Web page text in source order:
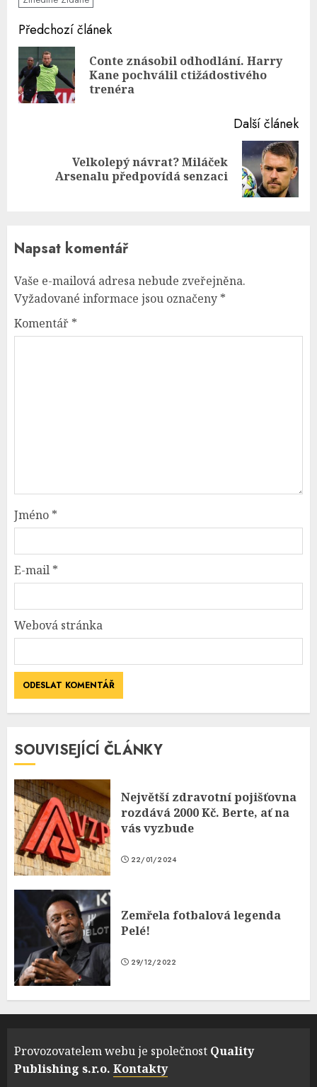
Continue
Reading
Předchozí článek
Conte znásobil odhodlání. Harry
Kane pochválil ctižádostivého
trenéra
Další článek
Velkolepý návrat? Miláček
Arsenalu předpovídá senzaci
Napsat komentář
Vaše e-mailová adresa nebude zveřejněna.
Vyžadované informace jsou označeny *
Komentář *
Jméno *
E-mail *
Webová stránka
SOUVISEJÍCÍ ČLÁNKY
Největší zdravotní pojišťovna
rozdává 2000 Kč. Berte, ať na
vás vyzbude
22/01/2024
Zemřela fotbalová legenda
Pelé!
29/12/2022
Provozovatelem webu je společnost Quality
Publishing s.r.o. Kontakty